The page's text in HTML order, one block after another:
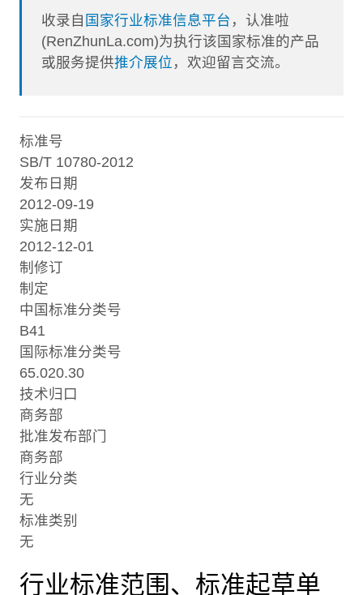
收录自 国家行业标准信息平台 ，认准啦
(RenZhunLa.com)为执行该国家标准的产品
或服务提供推介展位 ，欢迎留言交流。
标准号
SB/T 10780-2012
发布日期
2012-09-19
实施日期
2012-12-01
制修订
制定
中国标准分类号
B41
国际标准分类号
65.020.30
技术归口
商务部
批准发布部门
商务部
行业分类
无
标准类别
无
行业标准范围、标准起草单